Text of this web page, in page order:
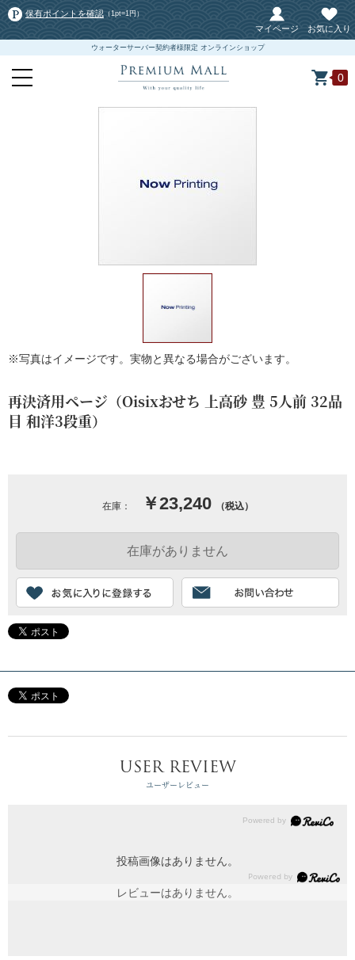
保有ポイントを確認 （1pt=1円）
マイページ お気に入り
ウォーターサーバー契約者様限定 オンラインショップ
0
※写真はイメージです。実物と異なる場合がございます。
再決済用ページ（Oisixおせち 上高砂 豊 5人前 32品
目 和洋3段重）
在庫： ￥23,240 （税込）
USER REVIEW
ユーザーレビュー
投稿画像はありません。
レビューはありません。